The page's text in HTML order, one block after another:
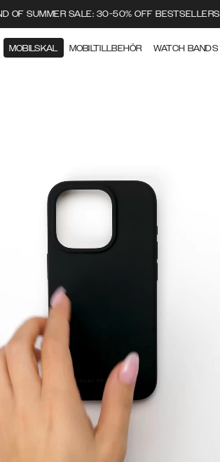
OF SUMMER SALE: 30-50% OFF BESTSELLERS
MOBILSKAL MOBILTILLBEHÖR WATCH BANDS